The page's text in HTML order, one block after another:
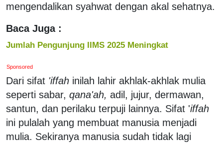
mengendalikan syahwat dengan akal sehatnya.
Baca Juga :
Jumlah Pengunjung IIMS 2025 Meningkat
Sponsored
Dari sifat 'iffah inilah lahir akhlak-akhlak mulia
seperti sabar, qana'ah, adil, jujur, dermawan,
santun, dan perilaku terpuji lainnya. Sifat 'iffah
ini pulalah yang membuat manusia menjadi
mulia. Sekiranya manusia sudah tidak lagi